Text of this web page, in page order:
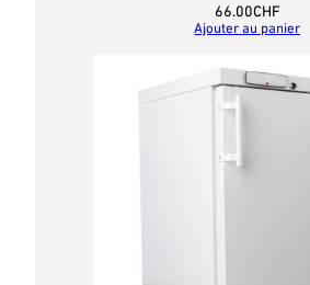
66.00CHF
Ajouter au panier